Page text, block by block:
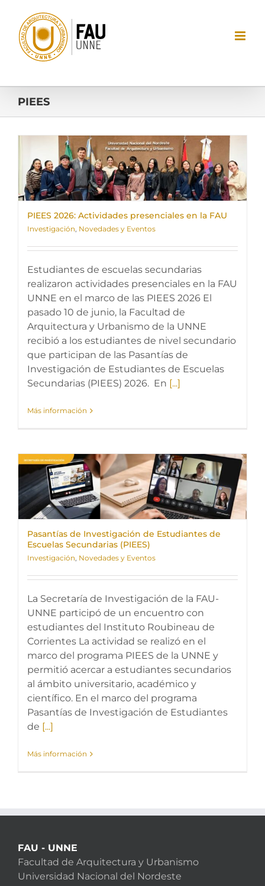
contenido
PIEES
PIEES 2026: Actividades presenciales en la FAU
Investigación, Novedades y Eventos
Estudiantes de escuelas secundarias
realizaron actividades presenciales en la FAU
UNNE en el marco de las PIEES 2026 El
pasado 10 de junio, la Facultad de
Arquitectura y Urbanismo de la UNNE
recibió a los estudiantes de nivel secundario
que participan de las Pasantías de
Investigación de Estudiantes de Escuelas
Secundarias (PIEES) 2026. En [...]
Más información
Pasantías de Investigación de Estudiantes de
Escuelas Secundarias (PIEES)
Investigación, Novedades y Eventos
La Secretaría de Investigación de la FAU-
UNNE participó de un encuentro con
estudiantes del Instituto Roubineau de
Corrientes La actividad se realizó en el
marco del programa PIEES de la UNNE y
permitió acercar a estudiantes secundarios
al ámbito universitario, académico y
científico. En el marco del programa
Pasantías de Investigación de Estudiantes
de [...]
Más información
FAU - UNNE
Facultad de Arquitectura y Urbanismo
Universidad Nacional del Nordeste